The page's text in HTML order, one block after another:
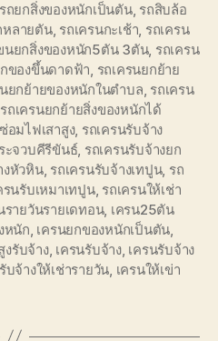
รถยกสิ่งของหนักเป็นตัน, รถสิบล้อ
หลายตัน, รถเครนกะเช้า, รถเครน
นยกสิ่งของหนัก5ตัน 3ตัน, รถเครน
ของขึ้นดาดฟ้า, รถเครนยกย้าย
ยกย้ายของหนักในตำบล, รถเครน
รถเครนยกย้ายสิ่งของหนักได้
อมไฟเสาสูง, รถเครนรับจ้าง
ะจวบคีรีขันธ์, รถเครนรับจ้างยก
งหัวหิน, รถเครนรับจ้างเทปูน, รถ
รนรับเหมาเทปูน, รถเครนให้เช่า
รายวันรายเดทอน, เครน25ตัน
หนัก, เครนยกของหนักเป็นตัน,
รับจ้าง, เครนรับจ้าง, เครนรับจ้าง
บจ้างให้เช่ารายวัน, เครนให้เข่า